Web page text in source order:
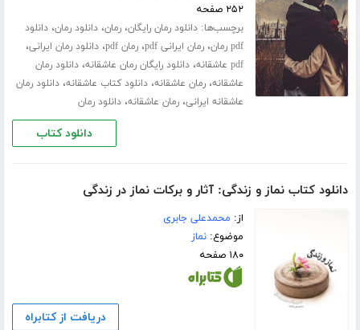
۲۵۲ صفحه
برچسب‌ها:دانلود رمان رایگان،رمان،دانلود رمان،دانلود
pdf رمان
،رمان ایرانی pdf ،رمان pdf ،دانلود رمان ایرانی،
pdf عاشقانه ،دانلود رایگان رمان عاشقانه،دانلود رمان
عاشقانه،رمان عاشقانه،دانلود کتاب عاشقانه،دانلود رمان
عاشقانه ایرانی،رمان عاشقانه،دانلود رمان
دانلود کتاب
دانلود کتاب نماز و زندگی: آثار و برکات نماز در زندگی
از: محمدعلی جابری
موضوع:نماز
۱۸۰ صفحه
دریافت از کتابراه